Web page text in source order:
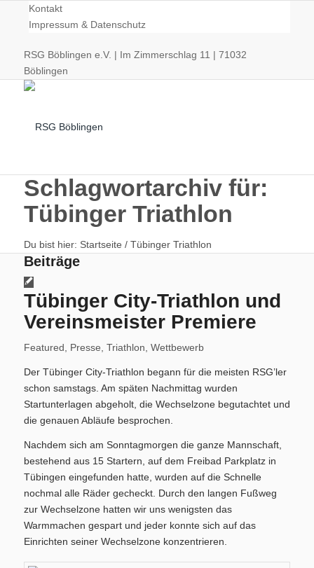
Kontakt
Impressum & Datenschutz
RSG Böblingen e.V. | Im Zimmerschlag 11 | 71032
Böblingen
Radsport
Training/Termine
Aktuelles
Permanente RTF – Durchs Heckengäu ins Nagoldtal
Schlagwortarchiv für:
Tübinger Triathlon
Du bist hier: Startseite / Tübinger Triathlon
Beiträge
Tübinger City-Triathlon und
Vereinsmeister Premiere
Featured Presse Triathlon Wettbewerb
Der Tübinger City-Triathlon begann für die meisten RSG’ler
schon samstags. Am späten Nachmittag wurden
Startunterlagen abgeholt, die Wechselzone begutachtet und
die genauen Abläufe besprochen.
Nachdem sich am Sonntagmorgen die ganze Mannschaft,
bestehend aus 15 Startern, auf dem Freibad Parkplatz in
Tübingen eingefunden hatte, wurden auf die Schnelle
nochmal alle Räder gecheckt. Durch den langen Fußweg
zur Wechselzone hatten wir uns wenigsten das
Warmmachen gespart und jeder konnte sich auf das
Einrichten seiner Wechselzone konzentrieren.